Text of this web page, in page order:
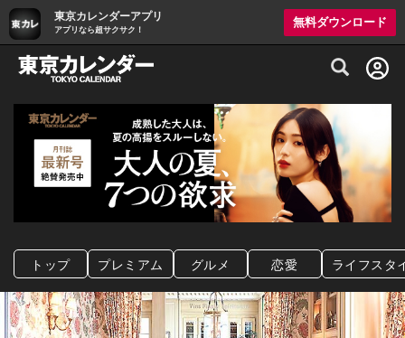
東京カレンダーアプリ
アプリなら超サクサク！
無料ダウンロード
グルメ情報・プレミアムレストラン予約
トップ プレミアム グルメ 恋愛 ライフスタ